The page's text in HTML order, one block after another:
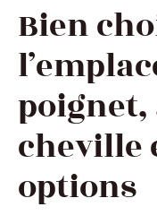
Bien
poignet,
cheville
options